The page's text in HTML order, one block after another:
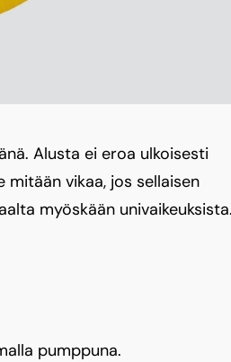
Alusta ei eroa ulkoisesti
vikaa, jos sellaisen
myöskään univaikeuksista.
pumppuna.